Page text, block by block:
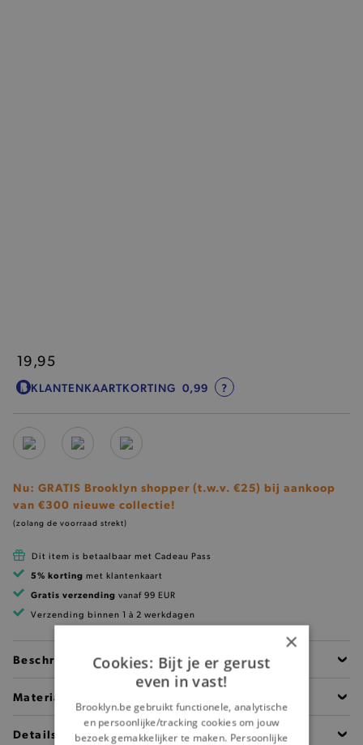
19,95
KLANTENKAARTKORTING 0,99 ?
Nu: GRATIS Brooklyn shopper (t.w.v. €25) bij aankoop
van €300 nieuwe collectie!
(zolang de voorraad strekt)
Dit item is betaalbaar met Cadeau Pass
5% korting met klantenkaart
Gratis verzending vanaf 99 EUR
Verzending binnen 1 à 2 werkdagen
Beschrijving
Materiaal
Details
×
Cookies: Bijt je er gerust
even in vast!
Brooklyn.be gebruikt functionele, analytische
en persoonlijke/tracking cookies om jouw
bezoek gemakkelijker te maken. Persoonlijke